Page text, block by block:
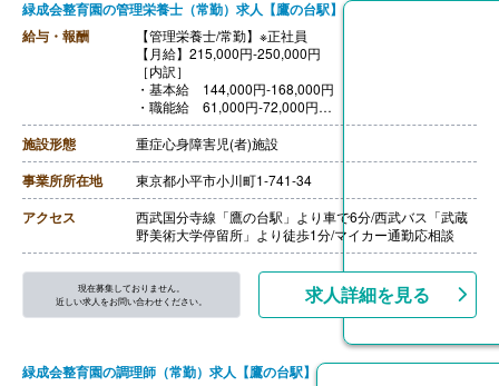
緑成会整育園の管理栄養士（常勤）求人【鷹の台駅】
給与・報酬
【管理栄養士/常勤】※正社員
【月給】215,000円‐250,000円
［内訳］
・基本給 144,000円‐168,000円
・職能給 61,000円‐72,000円
・ベースアップ手当 7,000円
・処遇改善1手当 3,000円
［その他手当］
・皆勤手当 5,000円
・早番手当 1,000円/回
・時間外手当
・役職手当
【賞与】年2回
【昇給】年1回（給与見直し）
【退職金】あり※勤続3年以上
施設形態 重症心身障害児(者)施設
事業所所在地 東京都小平市小川町1-741-34
アクセス
西武国分寺線「鷹の台駅」より車で6分/西武バス「武蔵
野美術大学停留所」より徒歩1分/マイカー通勤応相談
現在募集しておりません。
近しい求人をお問い合わせください。
求人詳細を見る
緑成会整育園の調理師（常勤）求人【鷹の台駅】